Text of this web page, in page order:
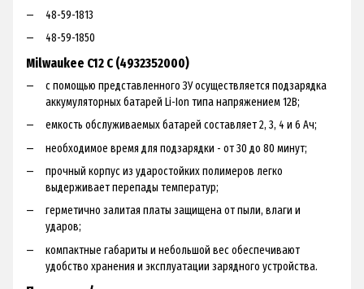
48-59-1813
48-59-1850
Milwaukee C12 C (4932352000)
с помощью представленного ЗУ осуществляется подзарядка
аккумуляторных батарей Li-Ion типа напряжением 12В;
емкость обслуживаемых батарей составляет 2, 3, 4 и 6 Ач;
необходимое время для подзарядки - от 30 до 80 минут;
прочный корпус из ударостойких полимеров легко
выдерживает перепады температур;
герметично залитая платы защищена от пыли, влаги и
ударов;
компактные габариты и небольшой вес обеспечивают
удобство хранения и эксплуатации зарядного устройства.